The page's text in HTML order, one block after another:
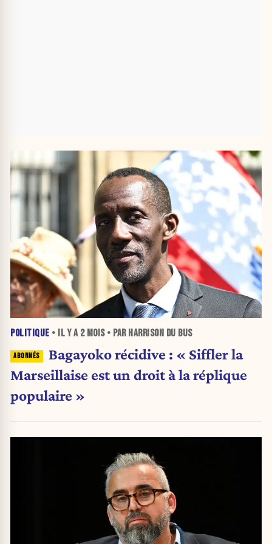
POLITIQUE • IL Y A 2 MOIS• PAR HARRISON DU BUS
Bagayoko récidive : « Siffler la
Marseillaise est un droit à la réplique
populaire »